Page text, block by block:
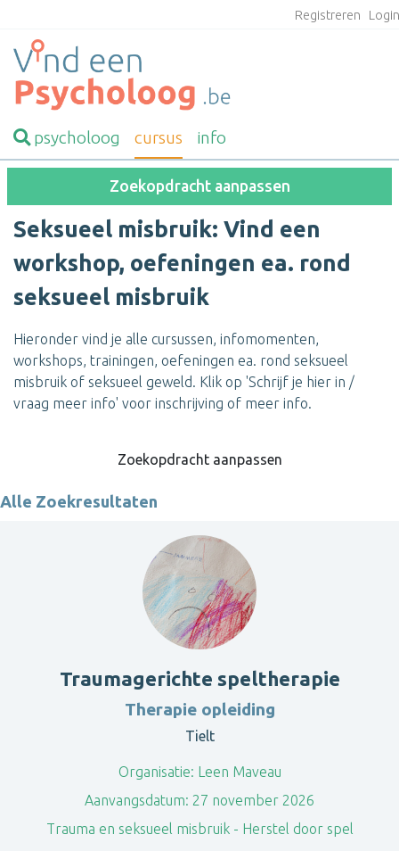
Registreren
psycholoog cursus info
Zoekopdracht aanpassen
Seksueel misbruik: Vind een
workshop, oefeningen ea. rond
seksueel misbruik
Hieronder vind je alle cursussen, infomomenten,
workshops, trainingen, oefeningen ea. rond seksueel
misbruik of seksueel geweld. Klik op 'Schrijf je hier in /
vraag meer info' voor inschrijving of meer info.
Zoekopdracht aanpassen
Alle Zoekresultaten
Traumagerichte speltherapie
Therapie opleiding
Tielt
Organisatie: Leen Maveau
Aanvangsdatum: 27 november 2026
​Trauma en seksueel misbruik - Herstel door spel